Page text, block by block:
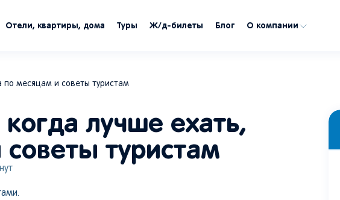
Отели, квартиры, дома Туры Ж/д-билеты Блог О компании
по месяцам и советы туристам
лучше ехать,
туристам